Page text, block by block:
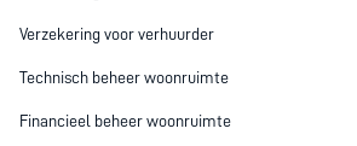
Verzekering voor verhuurder
Technisch beheer woonruimte
Financieel beheer woonruimte